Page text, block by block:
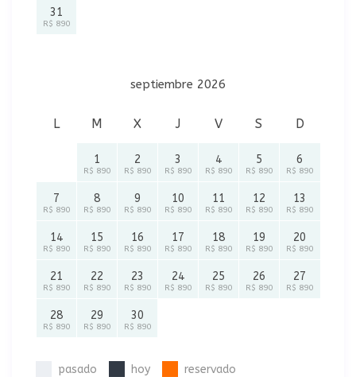
31
R$ 890
septiembre 2026
L M X J V S D
1
R$ 890
2
R$ 890
3
R$ 890
4
R$ 890
5
R$ 890
6
R$ 890
7
R$ 890
8
R$ 890
9
R$ 890
10
R$ 890
11
R$ 890
12
R$ 890
13
R$ 890
14
R$ 890
15
R$ 890
16
R$ 890
17
R$ 890
18
R$ 890
19
R$ 890
20
R$ 890
21
R$ 890
22
R$ 890
23
R$ 890
24
R$ 890
25
R$ 890
26
R$ 890
27
R$ 890
28
R$ 890
29
R$ 890
30
R$ 890
pasado hoy reservado